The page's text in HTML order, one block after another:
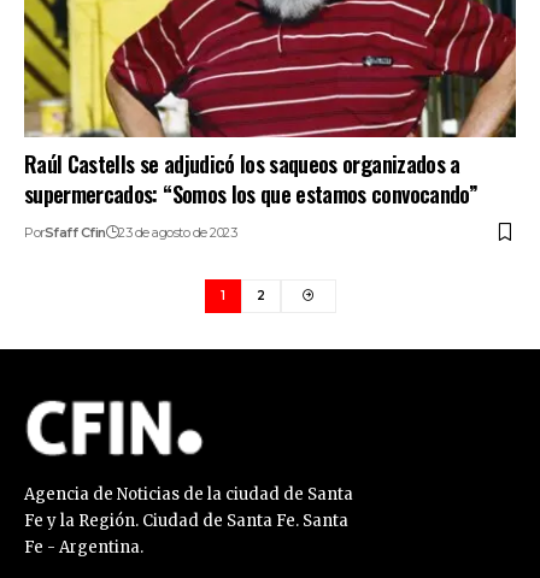
Raúl Castells se adjudicó los saqueos organizados a
supermercados: “Somos los que estamos convocando”
PorSfaff Cfin 23 de agosto de 2023
1 2
Agencia de Noticias de la ciudad de Santa
Fe y la Región. Ciudad de Santa Fe. Santa
Fe - Argentina.